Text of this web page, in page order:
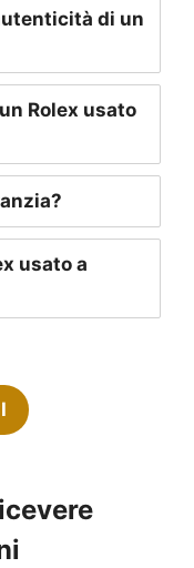
di un
Rolex usato
usato a